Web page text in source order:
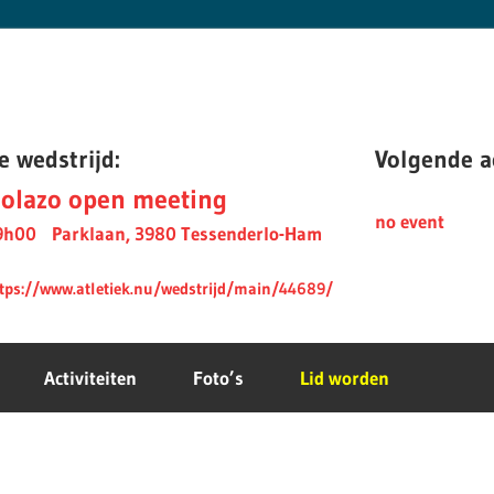
wedstrijd:
open meeting
Parklaan, 3980 Tessenderlo-Ham
www.atletiek.nu/wedstrijd/main/44689/
Volgende
no event
Activiteiten Foto’s Lid worden